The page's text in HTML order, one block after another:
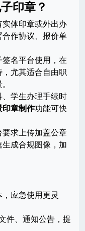
印章？
实体印章或外出办
作协议、报价单
签名平台使用，在
尤其适合自由职
、学生办理手续时
印章制作功能可快
要求上传加盖公章
成合规图像，加
应急使用更灵
件、通知公告，提